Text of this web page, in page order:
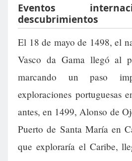
Eventos
descubrimientos
El 18 de mayo de 1498, el
Vasco da Gama llegó al
marcando un paso
exploraciones portuguesas
antes, en 1499, Alonso de
Puerto de Santa María en
que exploraría el Caribe,